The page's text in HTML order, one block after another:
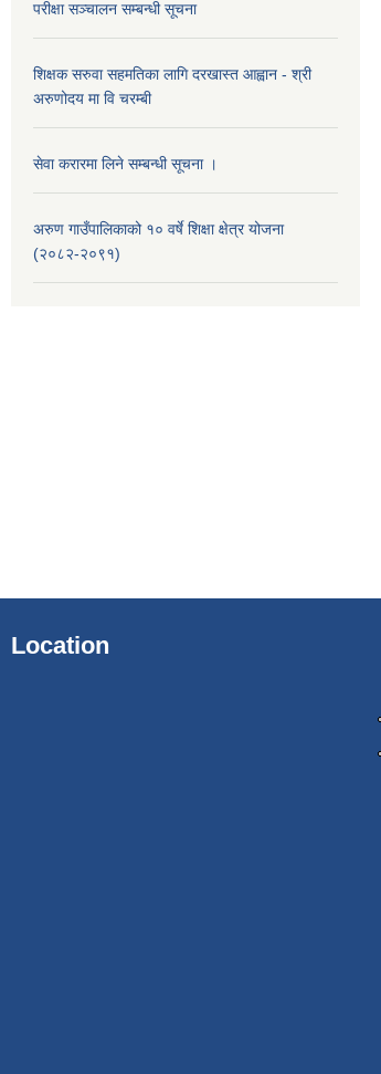
परीक्षा सञ्चालन सम्बन्धी सूचना
शिक्षक सरुवा सहमतिका लागि दरखास्त आह्वान - श्री
अरुणोदय मा वि चरम्बी
सेवा करारमा लिने सम्बन्धी सूचना ।
अरुण गाउँपालिकाको १० वर्षे शिक्षा क्षेत्र योजना
(२०८२-२०९१)
Location